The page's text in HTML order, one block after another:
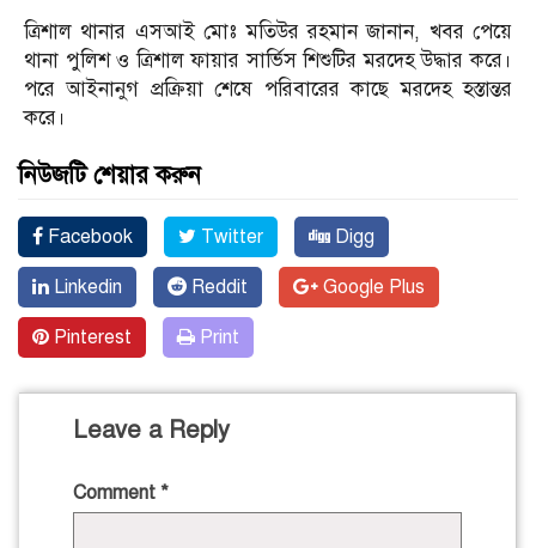
ত্রিশাল থানার এসআই মোঃ ম‌তিউর রহমান জানান, খবর পে‌য়ে
থানা পু‌লিশ ও ত্রিশাল ফায়ার সা‌র্ভিস শিশু‌টির মর‌দেহ উদ্ধার ক‌রে।
প‌রে আইনানুগ প্রক্রিয়া শে‌ষে প‌রিবা‌রের কা‌ছে মর‌দেহ হস্তান্তর
ক‌রে।
নিউজটি শেয়ার করুন
Facebook Twitter Digg
Linkedin Reddit Google Plus
Pinterest Print
Leave a Reply
Comment *